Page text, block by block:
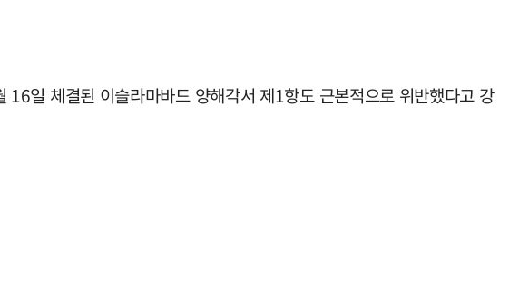
일 체결된 이슬라마바드 양해각서 제1항도 근본적으로 위반했다고 강